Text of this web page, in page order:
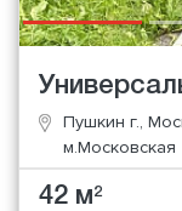
Пушкин г.,
м.Московская
42 м2